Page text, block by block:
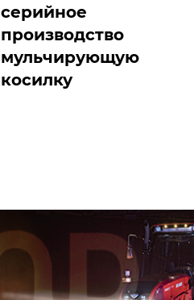
серийное
производство
мульчирующую
косилку